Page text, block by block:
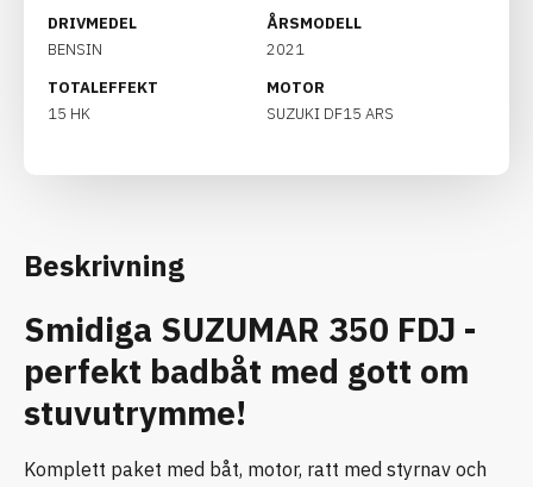
DRIVMEDEL
BENSIN
ÅRSMODELL
2021
TOTALEFFEKT
15 HK
MOTOR
SUZUKI DF15 ARS
Beskrivning
Smidiga SUZUMAR 350 FDJ -
perfekt badbåt med gott om
stuvutrymme!
Komplett paket med båt, motor, ratt med styrnav och